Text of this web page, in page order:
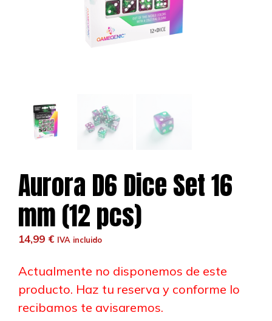
Aurora D6 Dice Set 16
mm (12 pcs)
14,99 € IVA incluido
Actualmente no disponemos de este
producto. Haz tu reserva y conforme lo
recibamos te avisaremos.